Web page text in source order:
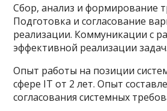
Сбор, анализ и формирование
Подготовка и согласование
реализации. Коммуникации с
эффективной реализации задач.
Опыт работы на позиции
сфере IT от 2 лет. Опыт
согласования системных